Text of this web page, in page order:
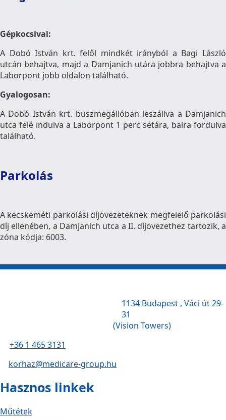
Gépkocsival:
A Dobó István krt. felől mindkét irányból a Bagi László
utcán behajtva, majd a Damjanich utára jobbra behajtva a
Laborpont jobb oldalon található.
Gyalogosan:
A Dobó István krt. buszmegállóban leszállva a Damjanich
utca felé indulva a Laborpont 1 perc sétára, balra fordulva
található.
Parkolás
A kecskeméti parkolási díjövezeteknek megfelelő parkolási
díj ellenében, a Damjanich utca a II. díjövezethez tartozik, a
zóna kódja: 6003.
1134 Budapest , Váci út 29-
31
(Vision Towers)
+36 1 465 3131
korhaz@medicare-group.hu
Hasznos linkek
Műtétek